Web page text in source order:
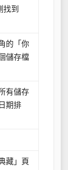
找到
的「你
儲存檔
有儲存
期排
藏」頁